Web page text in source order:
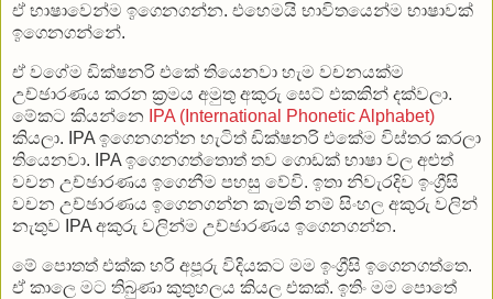
ඒ භාෂාවෙන්ම ඉගෙනගන්න. එහෙමයි භාවිතයෙන්ම භාෂාවක්
ඉගෙනගන්නේ.
ඒ වගේම ඩික්ෂනරි එකේ තියෙනවා හැම වචනයක්ම
උච්ඡාරණය කරන ක්‍රමය අමුතු අකුරු සෙට් එකකින් දක්වලා.
මේකට කියන්නෙ
IPA (International Phonetic Alphabet)
කියලා. IPA ඉගෙනගන්න හැටිත් ඩික්ෂනරි එකේම විස්තර කරලා
තියෙනවා. IPA ඉගෙනගත්තොත් තව ගොඩක් භාෂා වල අළුත්
වචන උච්ඡාරණය ඉගෙනීම පහසු වේවි. ඉතා නිවැරදිව ඉංග්‍රීසි
වචන උච්ඡාරණය ඉගෙනගන්න කැමති නම් සිංහල අකුරු වලින්
නැතුව IPA අකුරු වලින්ම උච්ඡාරණය ඉගෙනගන්න.
මේ පොතත් එක්ක හරි අපූරු විදියකට මම ඉංග්‍රීසි ඉගෙනගත්තෙ.
ඒ කාලෙ මට තිබුණා කුතුහලය කියල එකක්. ඉතිං මම පොතේ